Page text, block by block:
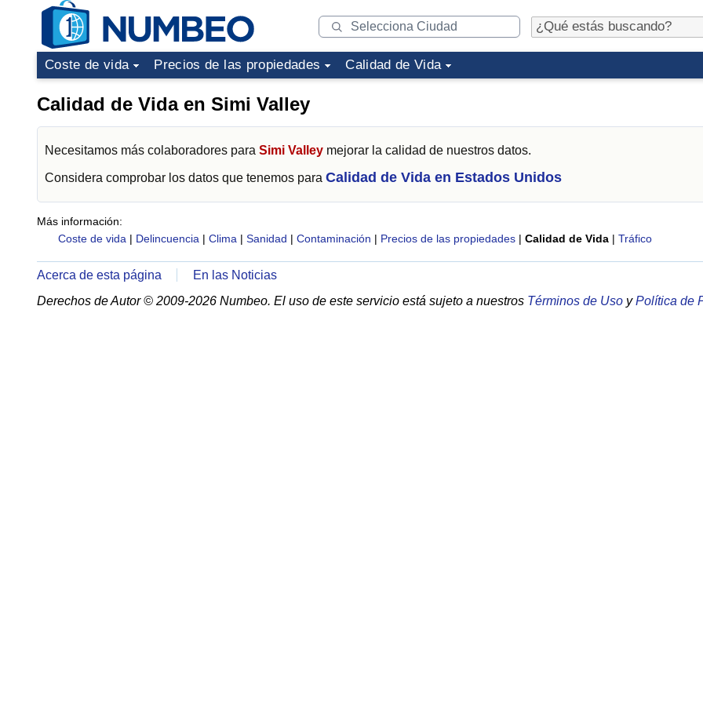
Coste de vida Precios de las propiedades Calidad de Vida
Calidad de Vida en Simi Valley
Necesitamos más colaboradores para Simi Valley mejorar la calidad de nuestros datos.
Considera comprobar los datos que tenemos para Calidad de Vida en Estados Unidos
Más información:
Coste de vida | Delincuencia | Clima | Sanidad | Contaminación | Precios de las propiedades | Calidad de Vida | Tráfico
Acerca de esta página
En las Noticias
Derechos de Autor © 2009-2026 Numbeo. El uso de este servicio está sujeto a nuestros Términos de Uso yPolítica de